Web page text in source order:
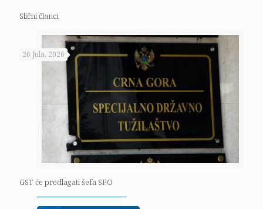
Slični članci
26 Jula, 2026
GST će predlagati šefa SPO